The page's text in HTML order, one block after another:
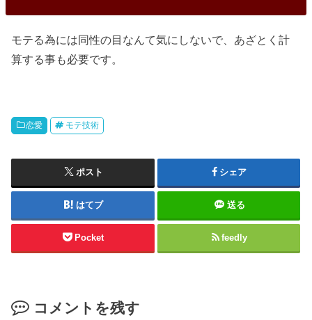
モテる為には同性の目なんて気にしないで、あざとく計
算する事も必要です。
恋愛 モテ技術
ポスト シェア
はてブ 送る
Pocket feedly
コメントを残す